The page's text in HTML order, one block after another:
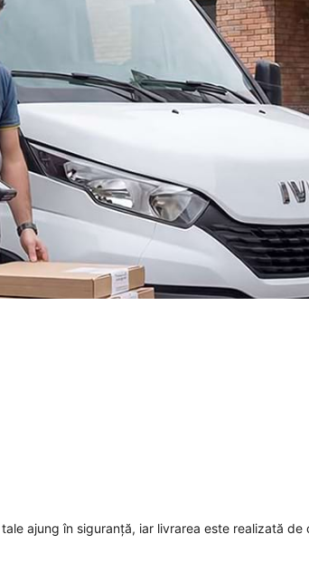
ajung în siguranță, iar livrarea este realizată de